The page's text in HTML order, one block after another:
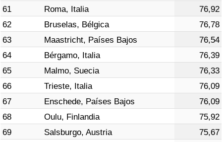
61 Roma, Italia
76,92
62
Bruselas, Bélgica
76,78
63
Maastricht, Países Bajos
76,54
64
Bérgamo, Italia
76,39
65
Malmo, Suecia
76,33
66
Trieste, Italia
76,09
67
Enschede, Países Bajos
76,09
68
Oulu, Finlandia
75,92
69
Salsburgo, Austria 75,67